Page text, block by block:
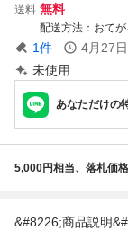
送料 無料
配送方法 おて
1件 4月27
未使用
あなただけの
5,000円相当、落札価
&#8226;商品説明